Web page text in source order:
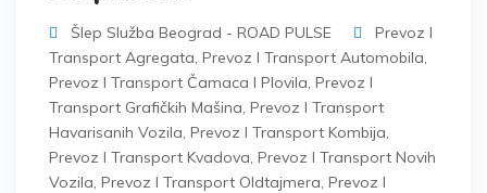
Šlep Služba Beograd - ROAD PULSE
Prevoz I
Transport Agregata, Prevoz I Transport Automobila,
Prevoz I Transport Čamaca I Plovila, Prevoz I
Transport Grafičkih Mašina, Prevoz I Transport
Havarisanih Vozila, Prevoz I Transport Kombija,
Prevoz I Transport Kvadova, Prevoz I Transport Novih
Vozila, Prevoz I Transport Oldtajmera, Prevoz I